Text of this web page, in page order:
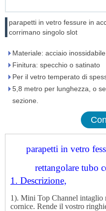
parapetti in vetro fessure in
corrimano singolo slot
Materiale: acciaio
Finitura: specchio o satinato
Per il vetro temperato di
5,8 metro per lunghezza, o
sezione.
parapetti in vetro
rettangolare tubo
1. Descrizione,
1). Mini Top Channel intaglio
cornice. Rende il vostro